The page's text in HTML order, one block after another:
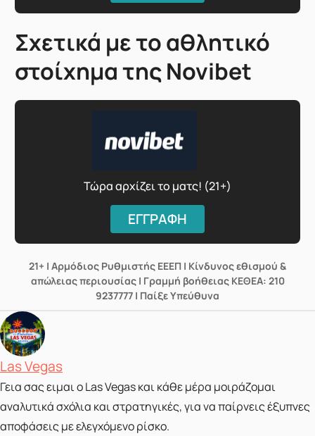
Σχετικά με το αθλητικό
στοίχημα της Novibet
Τώρα αρχίζει το ματς! (21+)
ΕΓΓΡΑΦΗ
21+ | Αρμόδιος Ρυθμιστής ΕΕΕΠ | Κίνδυνος εθισμού &
απώλειας περιουσίας | Γραμμή βοήθειας ΚΕΘΕΑ: 210
9237777 | Παίξε Υπεύθυνα
Posted by
Las Vegas
Γεια σας ειμαι ο Las Vegas και κάθε μέρα μοιράζομαι
αναλυτικά σχόλια και στρατηγικές, για να παίρνεις έξυπνες
αποφάσεις με ελεγχόμενο ρίσκο.